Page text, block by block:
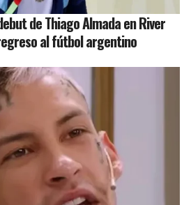
de Thiago Almada en River
al fútbol argentino